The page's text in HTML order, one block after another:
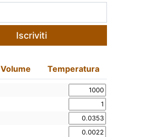
Iscriviti
Volume Temperatura